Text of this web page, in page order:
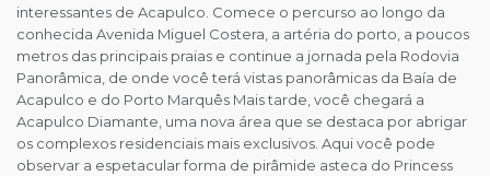
interessantes de Acapulco. Comece o percurso ao longo da
conhecida Avenida Miguel Costera, a artéria do porto, a poucos
metros das principais praias e continue a jornada pela Rodovia
Panorâmica, de onde você terá vistas panorâmicas da Baía de
Acapulco e do Porto Marquês Mais tarde, você chegará a
Acapulco Diamante, uma nova área que se destaca por abrigar
os complexos residenciais mais exclusivos. Aqui você pode
observar a espetacular forma de pirâmide asteca do Princess